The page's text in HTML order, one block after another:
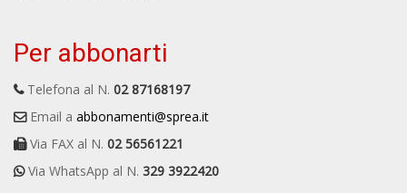
Per abbonarti
Telefona al N. 02 87168197
Email a abbonamenti@sprea.it
Via FAX al N. 02 56561221
Via WhatsApp al N. 329 3922420